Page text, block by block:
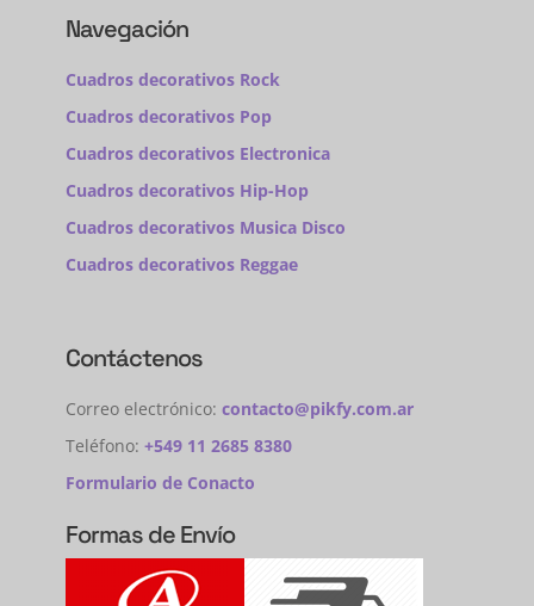
Navegación
Cuadros decorativos Rock
Cuadros decorativos Pop
Cuadros decorativos Electronica
Cuadros decorativos Hip-Hop
Cuadros decorativos Musica Disco
Cuadros decorativos Reggae
Contáctenos
Correo electrónico: contacto@pikfy.com.ar
Teléfono: +549 11 2685 8380
Formulario de Conacto
Formas de Envío